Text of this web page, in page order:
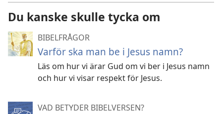
Du kanske skulle tycka om
BIBELFRÅGOR
Varför ska man be i Jesus namn?
Läs om hur vi ärar Gud om vi ber i Jesus namn
och hur vi visar respekt för Jesus.
VAD BETYDER BIBELVERSEN?